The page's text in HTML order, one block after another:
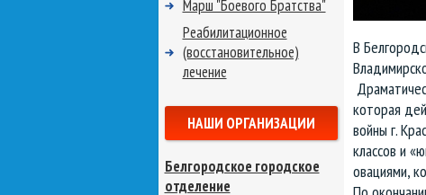
В
которая
войны г.
классов и
овациями,
Марш "Боевого Братства"
Реабилитационное
(восстановительное)
лечение
НАШИ ОРГАНИЗАЦИИ
Белгородское городское
отделение